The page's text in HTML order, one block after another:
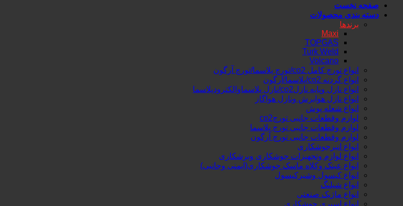
صفحه نخست
دسته بندی محصولات
برندها
Maxi
TOPGAS
Turk Weld
Volcano
انواع تورچ کامل co2/تورچ پلاسما/تورچ آرگون
انواع گردنه co2/پلاسما/آرگون
انواع نازل وپایه نازلco2/نازل پلاسماوالکترودپلاسما
انواع نازل هوابرش ونازل هواگاز
انواع شعله پوش
لوازم وقطعات جانبی تورچco2
لوازم وقطعات جانبی تورچ پلاسما
لوازم وقطعات جانبی تورچ آرگون
انواع انبرجوشکاری
انواع لوازم وتجهیزات جوشکاری وبرشکاری
انواع عینک وکلاه ماسک جوشکاری(ایمنی وجانبی)
انواع کپسول وشیرکپسول
انواع شیلنگ
انواع ماژیک صنعتی
انواع اسپری جوشکاری